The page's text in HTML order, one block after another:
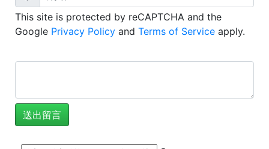
This site is protected by reCAPTCHA and the
Google Privacy Policy and Terms of Service apply.